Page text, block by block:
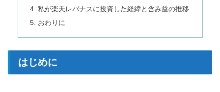
私が楽天レバナスに投資した経緯と含み益の推移
おわりに
はじめに